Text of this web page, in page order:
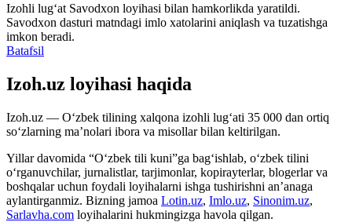
Izohli lugʻat Savodxon loyihasi bilan hamkorlikda yaratildi.
Savodxon dasturi matndagi imlo xatolarini aniqlash va tuzatishga
imkon beradi.
Batafsil
Izoh.uz loyihasi haqida
Izoh.uz — O‘zbek tilining xalqona izohli lug‘ati 35 000 dan ortiq
so‘zlarning ma’nolari ibora va misollar bilan keltirilgan.
Yillar davomida “O‘zbek tili kuni”ga bag‘ishlab, o‘zbek tilini
o‘rganuvchilar, jurnalistlar, tarjimonlar, kopirayterlar, blogerlar va
boshqalar uchun foydali loyihalarni ishga tushirishni an’anaga
aylantirganmiz. Bizning jamoa Lotin.uz, Imlo.uz, Sinonim.uz,
Sarlavha.com loyihalarini hukmingizga havola qilgan.